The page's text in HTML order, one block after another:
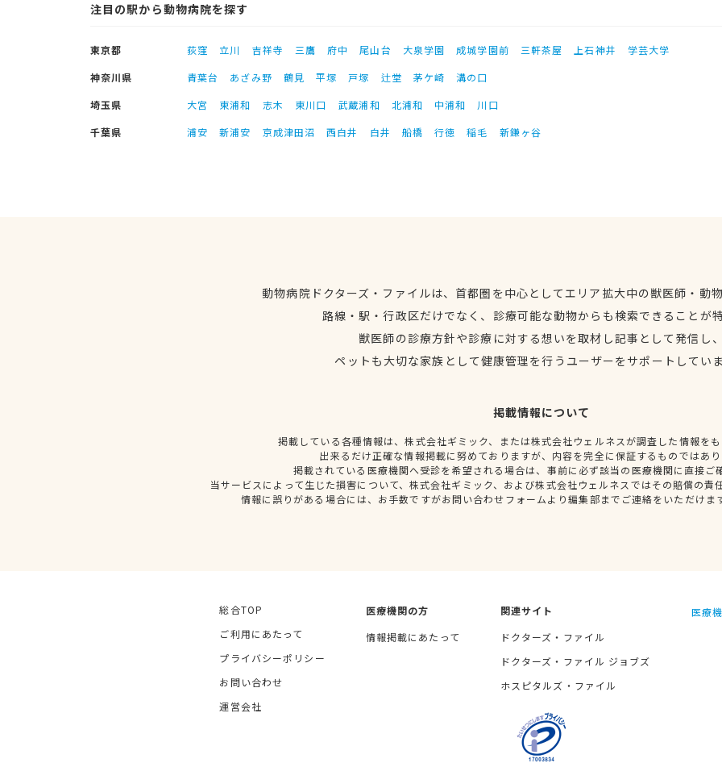
注目の駅から動物病院を探す
東京都 荻窪 立川 吉祥寺 三鷹 府中 尾山台 大泉学園 成城学園前 三軒茶屋 上石神井
学芸大学
神奈川県
青葉台 あざみ野 鶴見 平塚 戸塚 辻堂 茅ケ崎
溝の口
埼玉県
大宮 東浦和 志木 東川口 武蔵浦和 北浦和 中浦和
川口
千葉県
浦安 新浦安 京成津田沼 西白井 白井 船橋 行徳 稲毛 新鎌ヶ谷
動物病院ドクターズ・ファイルは、首都圏を中心としてエリア拡大中の獣医師・動
路線・駅・行政区だけでなく、診療可能な動物からも検索できることが
獣医師の診療方針や診療に対する想いを取材し記事として発信し
ペットも大切な家族として健康管理を行うユーザーをサポートしてい
掲載情報について
掲載している各種情報は、株式会社ギミック、または株式会社ウェルネスが調査した情報を
出来るだけ正確な情報掲載に努めておりますが、内容を完全に保証するものではあ
掲載されている医療機関へ受診を希望される場合は、事前に必ず該当の医療機関に直接ご
当サービスによって生じた損害について、株式会社ギミック、および株式会社ウェルネスではその賠償の責
情報に誤りがある場合には、お手数ですがお問い合わせフォームより編集部までご連絡をいただけま
総合TOP
ご利用にあたって
プライバシーポリシー
お問い合わせ
運営会社
医療機関の方
情報掲載にあたって
関連サイト
ドクターズ・ファイル
ドクターズ・ファイル ジョブズ
ホスピタルズ・ファイル
医療